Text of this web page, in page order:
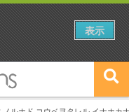
表示